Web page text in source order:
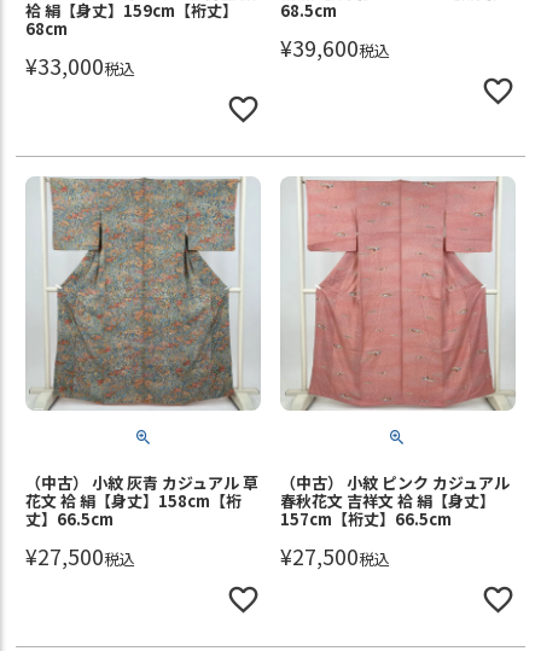
袷 絹【身丈】159cm【裄丈】
68cm
¥33,000税込
68.5cm
¥39,600税込
（中古） 小紋 灰青 カジュアル 草
花文 袷 絹【身丈】158cm【裄
丈】66.5cm
¥27,500税込
（中古） 小紋 ピンク カジュアル
春秋花文 吉祥文 袷 絹【身丈】
157cm【裄丈】66.5cm
¥27,500税込